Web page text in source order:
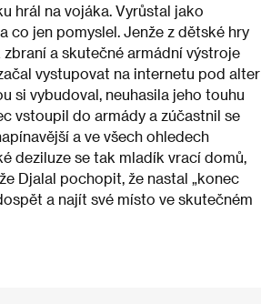
hrál na vojáka. Vyrůstal jako
co jen pomyslel. Jenže z dětské hry
a skutečné armádní výstroje
vystupovat na internetu pod alter
si vybudoval, neuhasila jeho touhu
vstoupil do armády a zúčastnil se
a ve všech ohledech
deziluze se tak mladík vrací domů,
Djalal pochopit, že nastal „konec
a najít své místo ve skutečném